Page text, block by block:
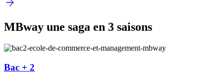
MBway une saga en 3 saisons
Bac + 2